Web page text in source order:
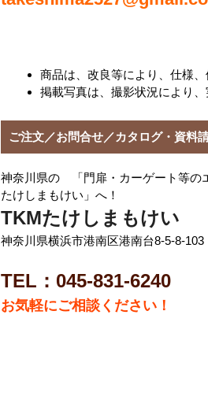
商品は、改良等により、仕様
掲載写真は、撮影状況により
ご注文／お問合せ／カタログ・資料
神奈川県の 「門扉・カーゲート等
たけしまもけい」へ！
TKMたけしまもけい
神奈川県横浜市港南区港南台8-5-8-103
TEL：045-831-6240
お気軽にご相談ください！